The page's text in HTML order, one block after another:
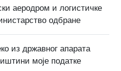
аеродром и логистичке
одбране
из државног апарата
моје податке